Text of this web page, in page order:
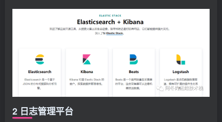
2 日志管理平台